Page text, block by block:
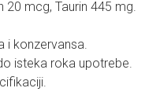
20 mcg, Taurin 445 mg.
i konzervansa.
isteka roka upotrebe.